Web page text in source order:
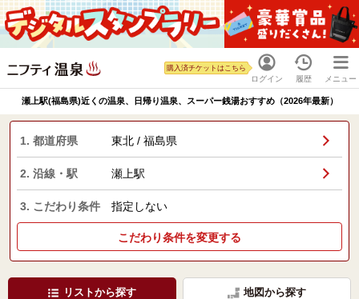
ログイン
購入済チケットはこちら
履歴 メニュー
瀬上駅(福島県)近くの温泉、日帰り温泉、スーパー銭湯おすすめ（2026年最新）
1. 都道府県 東北 / 福島県
2. 沿線・駅 瀬上駅
3. こだわり条件 指定しない
こだわり条件を変更する
リストから探す 地図から探す